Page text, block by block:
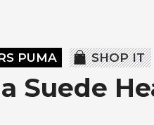
PUMA SHOP IT
Suede